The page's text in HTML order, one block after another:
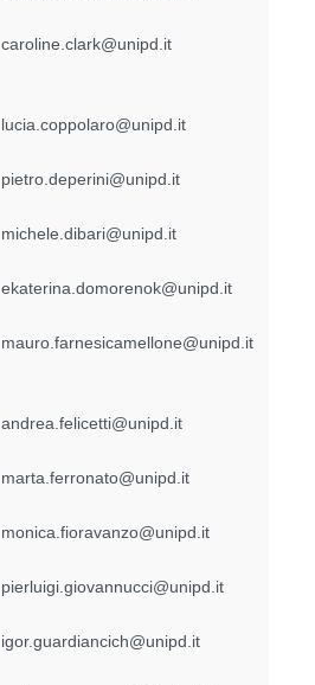
caroline.clark@unipd.it
lucia.coppolaro@unipd.it
pietro.deperini@unipd.it
michele.dibari@unipd.it
ekaterina.domorenok@unipd.it
mauro.farnesicamellone@unipd.it
andrea.felicetti@unipd.it
marta.ferronato@unipd.it
monica.fioravanzo@unipd.it
pierluigi.giovannucci@unipd.it
igor.guardiancich@unipd.it